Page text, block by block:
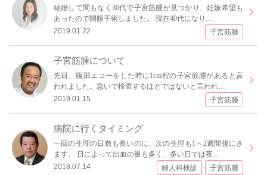
結婚して間もなく30代で子宮筋腫が見つかり、妊娠希望も
あったので開腹手術しました。 現在40代になり…
2019.01.22
子宮筋腫
子宮筋腫について
先日、腹部エコーをした時に1cm程の子宮筋腫があると言
われました。急いで検査するほどではないと言われ…
2019.01.15
子宮筋腫
病院に行くタイミング
一回の生理の日数も長いのに、次の生理も1～2週間後にき
ます。 日によって出血の量も多く、多い日では夜…
2018.07.14
婦人科検診 子宮筋腫